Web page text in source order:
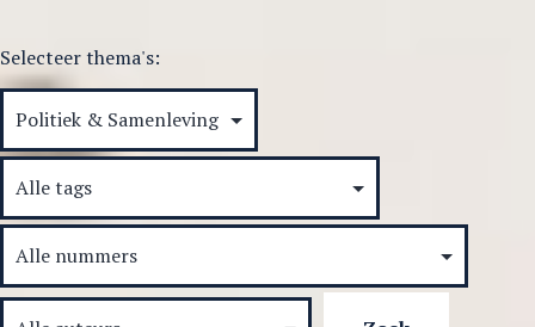
Selecteer thema's: